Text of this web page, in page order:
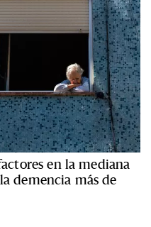
en la mediana
demencia más de